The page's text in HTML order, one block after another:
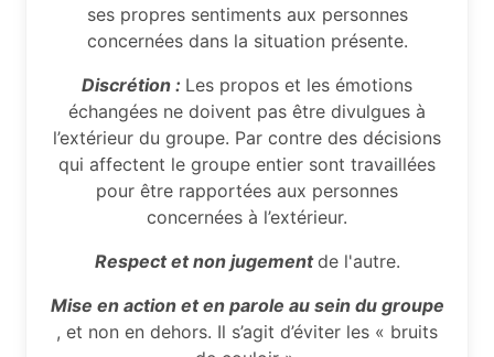
ses propres sentiments aux personnes
concernées dans la situation présente.
Discrétion : Les propos et les émotions
échangées ne doivent pas être divulgues à
l’extérieur du groupe. Par contre des décisions
qui affectent le groupe entier sont travaillées
pour être rapportées aux personnes
concernées à l’extérieur.
Respect et non jugementde l'autre.
Mise en action et en parole au sein du groupe
, et non en dehors. Il s’agit d’éviter les « bruits